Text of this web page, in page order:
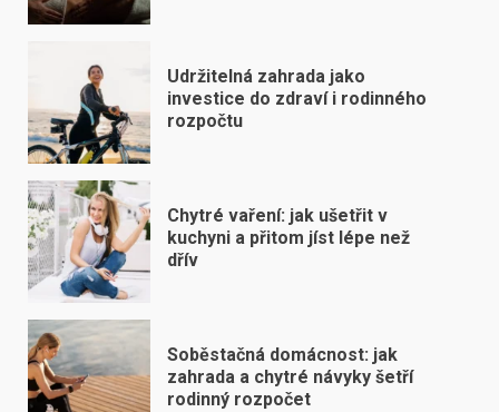
Udržitelná zahrada jako
investice do zdraví i rodinného
rozpočtu
Chytré vaření: jak ušetřit v
kuchyni a přitom jíst lépe než
dřív
Soběstačná domácnost: jak
zahrada a chytré návyky šetří
rodinný rozpočet